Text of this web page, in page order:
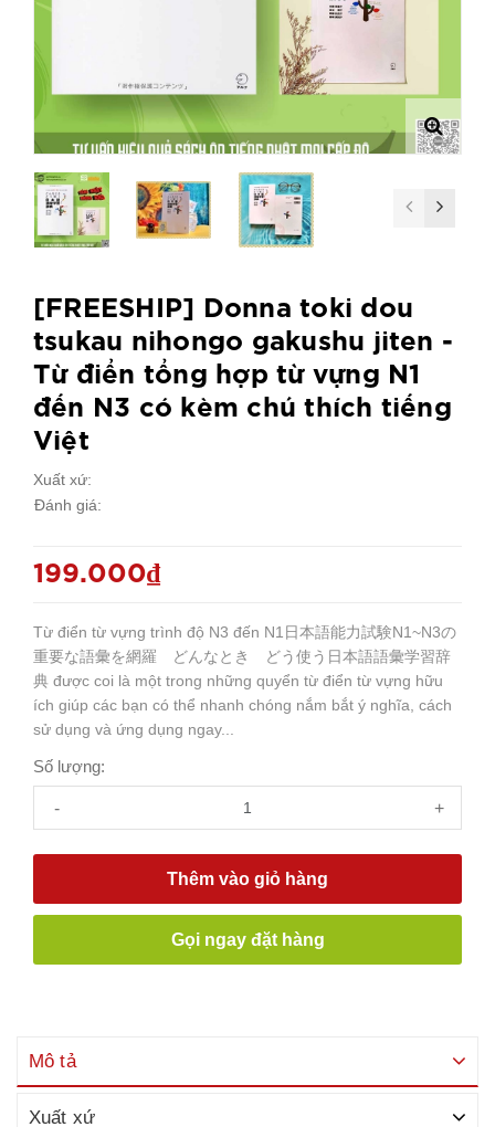
[FREESHIP] Donna toki dou
tsukau nihongo gakushu jiten -
Từ điển tổng hợp từ vựng N1
đến N3 có kèm chú thích tiếng
Việt
Xuất xứ:
Đánh giá:
199.000₫
Từ điển từ vựng trình độ N3 đến N1日本語能力試験N1~N3の
重要な語彙を網羅 どんなとき どう使う日本語語彙学習辞
典 được coi là một trong những quyển từ điển từ vựng hữu
ích giúp các bạn có thể nhanh chóng nắm bắt ý nghĩa, cách
sử dụng và ứng dụng ngay...
Số lượng:
- +
Thêm vào giỏ hàng
Gọi ngay đặt hàng
Mô tả
Xuất xứ